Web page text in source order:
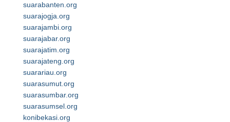
suarabanten.org
suarajogja.org
suarajambi.org
suarajabar.org
suarajatim.org
suarajateng.org
suarariau.org
suarasumut.org
suarasumbar.org
suarasumsel.org
konibekasi.org